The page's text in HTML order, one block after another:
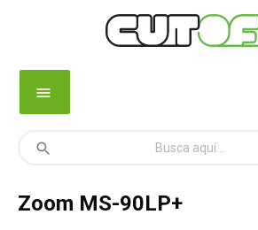
menu
search
Zoom MS-90LP+